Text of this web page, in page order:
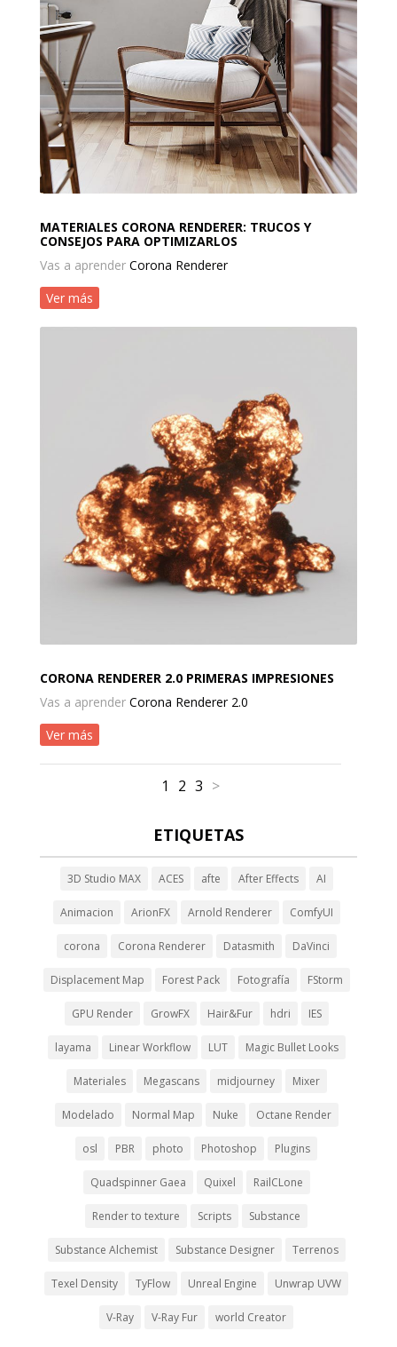
MATERIALES CORONA RENDERER: TRUCOS Y
CONSEJOS PARA OPTIMIZARLOS
Vas a aprender Corona Renderer
Ver más
CORONA RENDERER 2.0 PRIMERAS IMPRESIONES
Vas a aprender Corona Renderer 2.0
Ver más
1 2 3 >
ETIQUETAS
3D Studio MAX ACES afte After Effects AI
Animacion ArionFX Arnold Renderer ComfyUI
corona Corona Renderer Datasmith DaVinci
Displacement Map Forest Pack Fotografía FStorm
GPU Render GrowFX Hair&Fur hdri IES
layama Linear Workflow LUT Magic Bullet Looks
Materiales Megascans midjourney Mixer
Modelado Normal Map Nuke Octane Render
osl PBR photo Photoshop Plugins
Quadspinner Gaea Quixel RailCLone
Render to texture Scripts Substance
Substance Alchemist Substance Designer Terrenos
Texel Density TyFlow Unreal Engine Unwrap UVW
V-Ray V-Ray Fur world Creator